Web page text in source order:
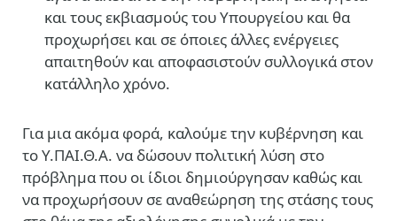
και τους εκβιασμούς του Υπουργείου και θα
προχωρήσει και σε όποιες άλλες ενέργειες
απαιτηθούν και αποφασιστούν συλλογικά στον
κατάλληλο χρόνο.
Για μια ακόμα φορά, καλούμε την κυβέρνηση και
το Υ.ΠΑΙ.Θ.Α. να δώσουν πολιτική λύση στο
πρόβλημα που οι ίδιοι δημιούργησαν καθώς και
να προχωρήσουν σε αναθεώρηση της στάσης τους